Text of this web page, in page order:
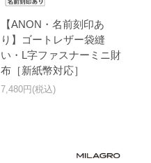
【ANON・名前刻印あ
り】ゴートレザー袋縫
い・L字ファスナーミニ財
布［新紙幣対応］
7,480円(税込)